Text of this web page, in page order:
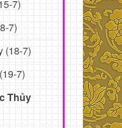
7)
7)
(18-7)
7)
Thủy